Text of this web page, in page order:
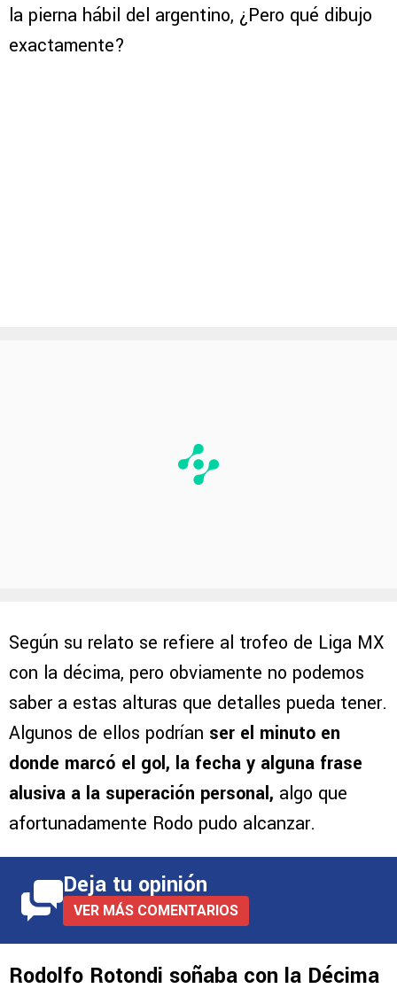
la pierna hábil del argentino, ¿Pero qué dibujo
exactamente?
Según su relato se refiere al trofeo de Liga MX
con la décima, pero obviamente no podemos
saber a estas alturas que detalles pueda tener.
Algunos de ellos podrían ser el minuto en
donde marcó el gol, la fecha y alguna frase
alusiva a la superación personal, algo que
afortunadamente Rodo pudo alcanzar.
Deja tu opinión
VER MÁS COMENTARIOS
Rodolfo Rotondi soñaba con la Décima